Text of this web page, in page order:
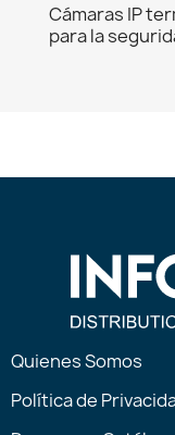
Cámaras IP
para la
Quienes Somos
Política de